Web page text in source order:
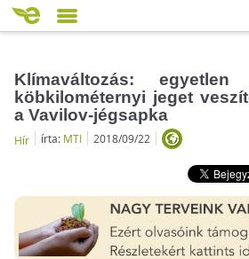
Klímaváltozás:
köbkilométernyi jeget
a Vavilov-jégsapka
Hír írta: MTI 2018/09/22